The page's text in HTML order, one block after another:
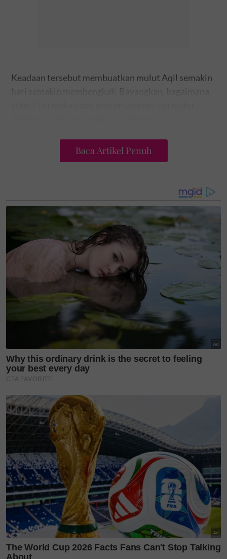
Keadaan tersebut membuatkan mulut Aqil semakin
Ros Asroini memberitahu, kondisi anak syurga
beliau itu menyebabkan satu pembedahan terpaksa
dilakukan di Hospital Kuala Lumpur (HKL) pada
April lalu bagi 'membuang' gusi yang membengkak.
"Jika dibiarkan, keadaan Aqil dikhuatiri akan
menjadi lebih teruk. Sebelum ini pun, Aqil sudah
menjalani pembedahan menebuk leher untuk
saluran pernafasan dan perut (saluran makanan)
pada 19 September tiga tahun lalu.
"Jika diikutkan, sudah dua kali Aqil berdepan
prosedur pembedahan. Pada masa sama, kedua-dua
tangannya masih tidak boleh diluruskan, manakala
jari tangan dan kaki bengkok," cerita ibu berusia 41
tahun itu.
BACA JUGASuami meninggal ketika hamil, ibu
tunggal jadi ketua keluarga sara 6 anak
BACA JUGA[VIDEO] Jual tisu RM20 satu malam,
digelar pengemis, wanita kongsi pengorbanan ibu
Baca Artikel Penuh